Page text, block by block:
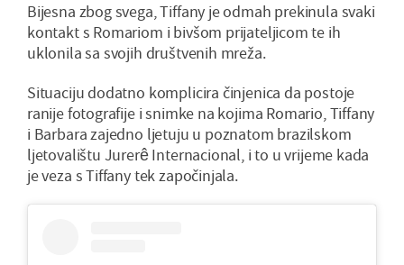
Bijesna zbog svega, Tiffany je odmah prekinula svaki
kontakt s Romariom i bivšom prijateljicom te ih
uklonila sa svojih društvenih mreža.
Situaciju dodatno komplicira činjenica da postoje
ranije fotografije i snimke na kojima Romario, Tiffany
i Barbara zajedno ljetuju u poznatom brazilskom
ljetovalištu Jurerê Internacional, i to u vrijeme kada
je veza s Tiffany tek započinjala.